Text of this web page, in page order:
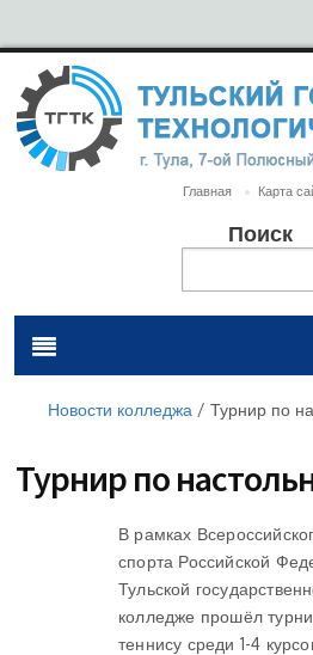
Главная Карта
Поиск
Новости колледжа / Турнир по
Турнир по
В рамках
спорта Российской
Тульской
колледже прошёл
теннису среди 1-4